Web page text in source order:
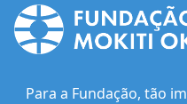
Para a Fundação, tão